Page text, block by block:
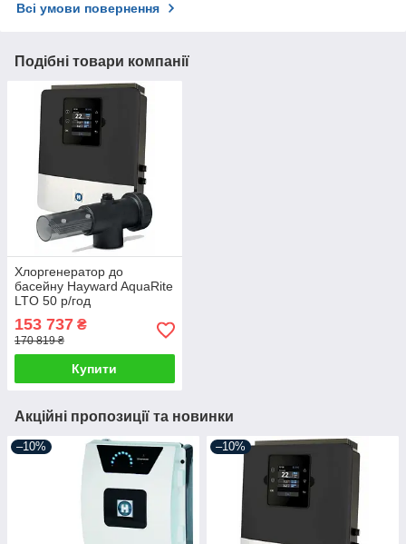
Всі умови повернення
Подібні товари компанії
Хлоргенератор до
басейну Hayward AquaRite
LTO 50 р/год
153 737 ₴
170 819 ₴
Купити
Акційні пропозиції та новинки
–10% –10%